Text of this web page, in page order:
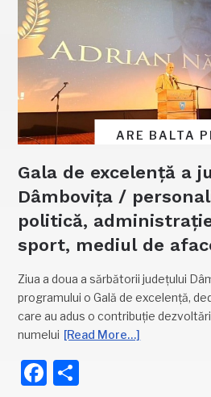
ARE BALTA
Gala de excelență a
Dâmbovița /
politică,
sport, mediul de
Ziua a doua a sărbătorii județului
programului o Gală de excelență,
care au adus o contribuție
numelui [Read More…]
Facebook